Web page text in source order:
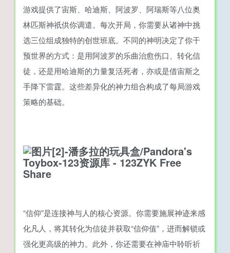
游戏提供了宙斯、哈迪斯、阿波罗、阿瑞斯等八位奥
林匹斯神祇供你调遣。每次开局，你需要从诸神中挑
选三位组成独特的创世班底。不同的神明决定了你干
预世界的方式：是用阿波罗的乐曲治愈伤口、转化信
徒，还是用哈迪斯的力量复活死者，亦或是借宙斯之
手降下雷霆。这些差异化的神力组合构成了每局游戏
策略的基础。
“信仰”是连接神与人的核心资源。你需要施展神迹来感
化凡人，将其转化为信徒并获取“信仰值”，进而解锁或
强化更高级的神力。此外，你还需要在神庙中聆听祈